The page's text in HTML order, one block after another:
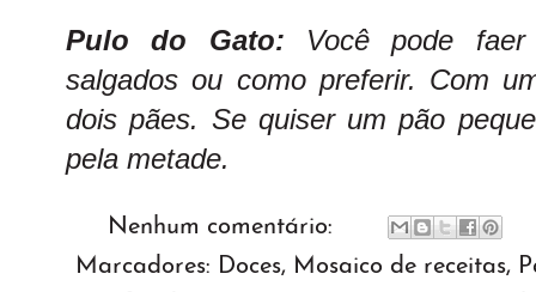
Pulo do Gato: Você pode
salgados ou como preferir. Com
dois pães. Se quiser um pão
pela metade.
Nenhum comentário:
Marcadores: Doces, Mosaico de receitas,